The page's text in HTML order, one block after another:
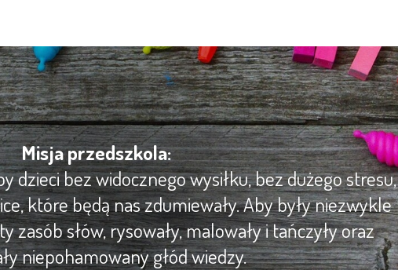
Misja przedszkola:
dzieci bez widocznego wysiłku, bez dużego stresu,
które będą nas zdumiewały. Aby były niezwykle
zasób słów, rysowały, malowały i tańczyły oraz
niepohamowany głód wiedzy.